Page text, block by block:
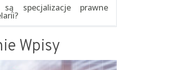
są specjalizacje prawne
Wpisy